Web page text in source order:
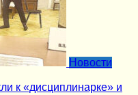
Новости
к «дисциплинарке» и